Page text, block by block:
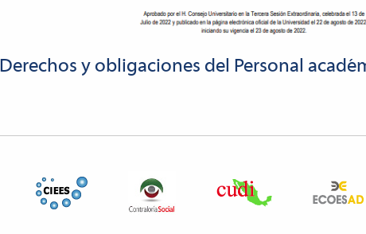
Derechos y obligaciones del Personal